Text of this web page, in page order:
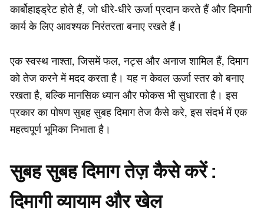
कार्बोहाइड्रेट होते हैं, जो धीरे-धीरे ऊर्जा प्रदान करते हैं और दिमागी
कार्य के लिए आवश्यक निरंतरता बनाए रखते हैं।
एक स्वस्थ नाश्ता, जिसमें फल, नट्स और अनाज शामिल हैं, दिमाग
को तेज करने में मदद करता है। यह न केवल ऊर्जा स्तर को बनाए
रखता है, बल्कि मानसिक ध्यान और फोकस भी सुधारता है। इस
प्रकार का पोषण सुबह सुबह दिमाग तेज कैसे करे, इस संदर्भ में एक
महत्वपूर्ण भूमिका निभाता है।
सुबह सुबह दिमाग तेज़ कैसे करें :
दिमागी व्यायाम और खेल